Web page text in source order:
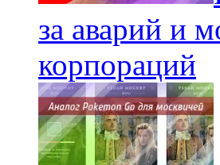
за аварий и
корпораций